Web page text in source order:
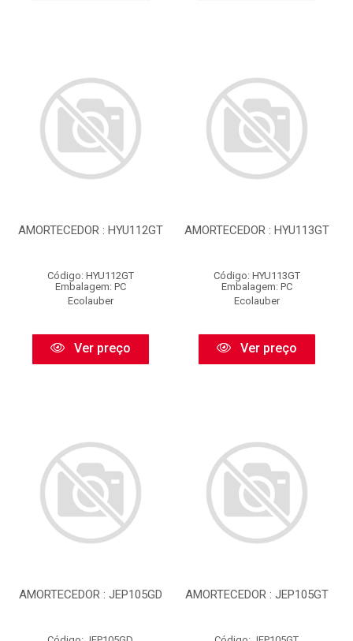
AMORTECEDOR : HYU112GT
Código: HYU112GT
Embalagem: PC
Ecolauber
Ver preço
AMORTECEDOR : HYU113GT
Código: HYU113GT
Embalagem: PC
Ecolauber
Ver preço
AMORTECEDOR : JEP105GD AMORTECEDOR : JEP105GT